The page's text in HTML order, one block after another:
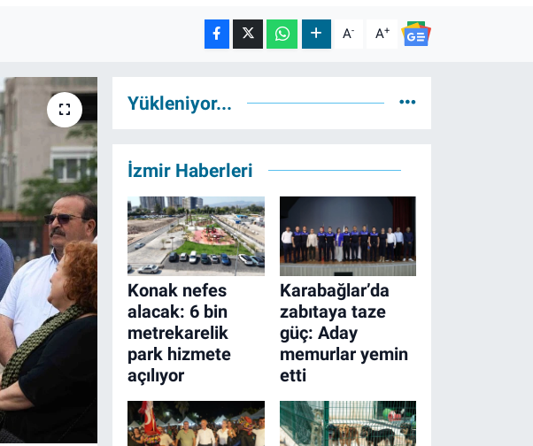
A- A+
Yükleniyor...
İzmir Haberleri
Konak nefes
alacak: 6 bin
metrekarelik
park hizmete
açılıyor
Karabağlar’da
zabıtaya taze
güç: Aday
memurlar yemin
etti